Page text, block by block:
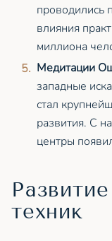
проводились
влияния
миллиона
Медитации
западные
стал
развития. С
центры
техник